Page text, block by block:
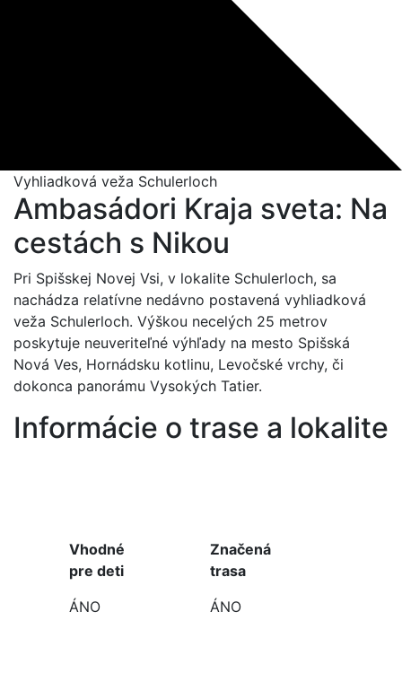
Vyhliadková veža Schulerloch
Ambasádori Kraja sveta: Na
cestách s Nikou
Pri Spišskej Novej Vsi, v lokalite Schulerloch, sa
nachádza relatívne nedávno postavená vyhliadková
veža Schulerloch. Výškou necelých 25 metrov
poskytuje neuveriteľné výhľady na mesto Spišská
Nová Ves, Hornádsku kotlinu, Levočské vrchy, či
dokonca panorámu Vysokých Tatier.
Informácie o trase a lokalite
Vhodné
pre deti
ÁNO
Značená
trasa
ÁNO